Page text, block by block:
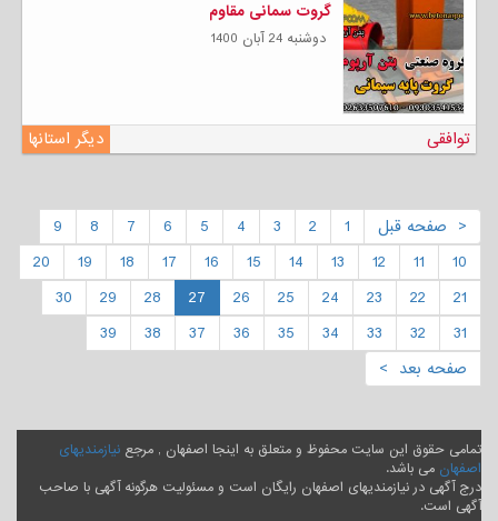
گروت سمانی مقاوم
دوشنبه 24 آبان 1400
دیگر استانها توافقی
< صفحه قبل 1
2
3
4
5
6
7
8
9
10
11
12
13
14
15
16
17
18
19
20
21
22
23
24
25
26
27
28
29
30
31
32
33
34
35
36
37
38
39
صفحه بعد >
تمامی حقوق این سایت محفوظ و متعلق به اینجا اصفهان , مرجع نیازمندیهای
اصفهان می باشد.
درج آگهی در نیازمندیهای اصفهان رایگان است و مسئولیت هرگونه آگهی با صاحب
آگهی است.